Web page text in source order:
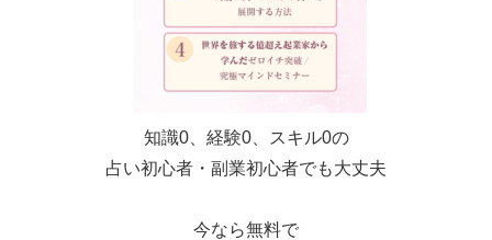
知識0、経験0、スキル0の
占い初心者・副業初心者でも大丈夫
今なら無料で